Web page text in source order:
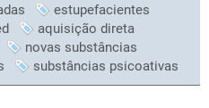
estupefacientes
aquisição direta
novas substâncias
substâncias psicoativas